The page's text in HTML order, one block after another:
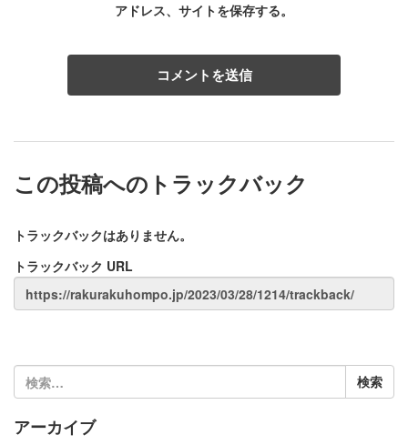
アドレス、サイトを保存する。
この投稿へのトラックバック
トラックバックはありません。
トラックバック URL
索:
アーカイブ